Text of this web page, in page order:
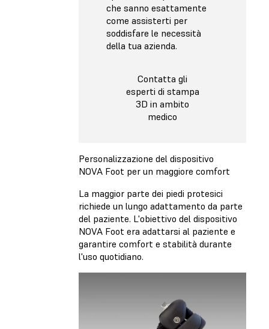
che sanno esattamente
come assisterti per
soddisfare le necessità
della tua azienda.
Contatta gli
esperti di stampa
3D in ambito
medico
Personalizzazione del dispositivo
NOVA Foot per un maggiore comfort
La maggior parte dei piedi protesici
richiede un lungo adattamento da parte
del paziente. L'obiettivo del dispositivo
NOVA Foot era adattarsi al paziente e
garantire comfort e stabilità durante
l'uso quotidiano.